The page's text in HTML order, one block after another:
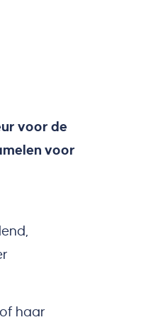
voor de
voor
haar